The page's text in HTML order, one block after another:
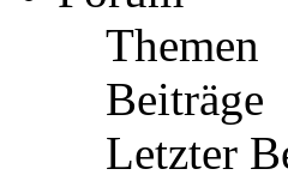
Themen
Beiträge
Letzter